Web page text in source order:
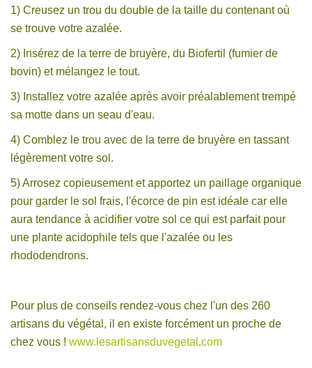
1) Creusez un trou du double de la taille du contenant où
se trouve votre azalée.
2) Insérez de la terre de bruyère, du Biofertil (fumier de
bovin) et mélangez le tout.
3) Installez votre azalée après avoir préalablement trempé
sa motte dans un seau d'eau.
4) Comblez le trou avec de la terre de bruyère en tassant
légèrement votre sol.
5) Arrosez copieusement et apportez un paillage organique
pour garder le sol frais, l'écorce de pin est idéale car elle
aura tendance à acidifier votre sol ce qui est parfait pour
une plante acidophile tels que l'azalée ou les
rhododendrons.
Pour plus de conseils rendez-vous chez l'un des 260
artisans du végétal, il en existe forcément un proche de
chez vous ! www.lesartisansduvegetal.com